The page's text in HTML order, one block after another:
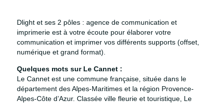
Dlight et ses 2 pôles : agence de communication et
imprimerie est à votre écoute pour élaborer votre
communication et imprimer vos différents supports (offset,
numérique et grand format).
Quelques mots sur Le Cannet :
Le Cannet est une commune française, située dans le
département des Alpes-Maritimes et la région Provence-
Alpes-Côte d’Azur. Classée ville fleurie et touristique, Le